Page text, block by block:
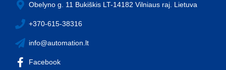
Obelyno g. 11 Bukiškis LT-14182 Vilniaus raj. Lietuva
+370-615-38316
info@automation.lt
Facebook